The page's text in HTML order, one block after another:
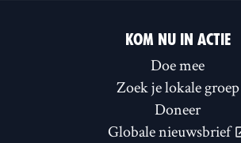
KOM NU IN ACTIE
Doe mee
Zoek je lokale groep
Doneer
Globale nieuwsbrief